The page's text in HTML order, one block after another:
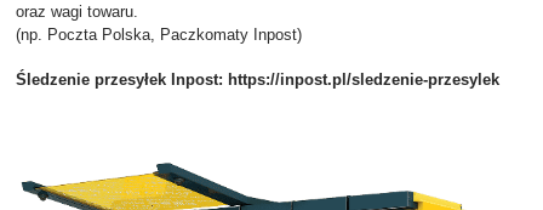
oraz wagi towaru.
(np. Poczta Polska, Paczkomaty Inpost)
Śledzenie przesyłek Inpost: https://inpost.pl/sledzenie-przesylek